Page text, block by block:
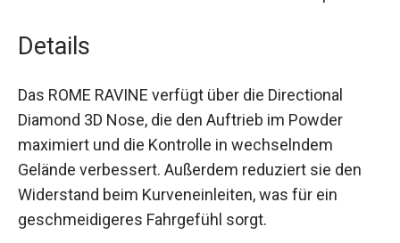
Diamond 3D Nose, die den Auftrieb im Powder
maximiert und die Kontrolle in wechselndem
Gelände verbessert. Außerdem reduziert sie den
Widerstand beim Kurveneinleiten, was für ein
geschmeidigeres Fahrgefühl sorgt.